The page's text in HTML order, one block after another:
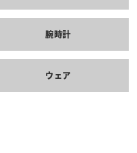
腕時計
ウェア